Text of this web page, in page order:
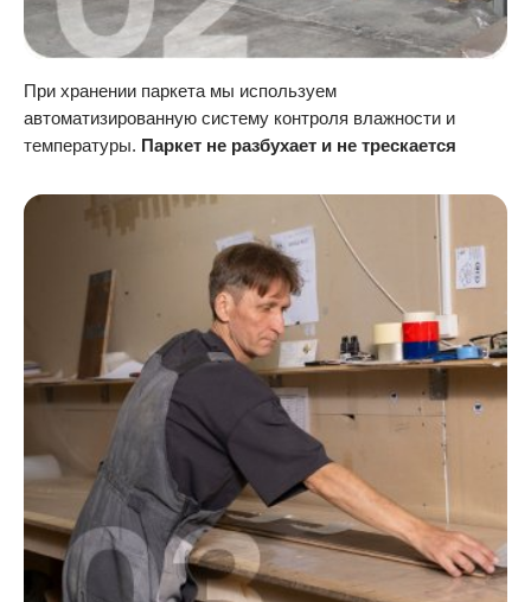
При хранении паркета мы используем
автоматизированную систему контроля влажности и
температуры. Паркет не разбухает и не трескается